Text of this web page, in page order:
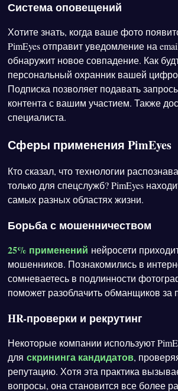
Система оповещений
Хотите знать, когда ваше фото
PimEyes отправит уведомление на
обнаружит новое совпадение. Как
персональный охранник вашей
Подписка позволяет подавать
контента с вашим участием. Также
специалиста.
Сферы применения PimEyes
Кто сказал, что технологии
только для спецслужб? PimEyes
самых разных областях жизни.
Борьба с мошенничеством
25% применений нейросети
мошенников. Познакомились в
сомневаетесь в подлинности
поможет разоблачить обманщиков за
HR-проверки и рекрутинг
Некоторые компании используют
дляскрининга кандидатов,
репутацию. Хотя эта практика
вопросы, она становится все более